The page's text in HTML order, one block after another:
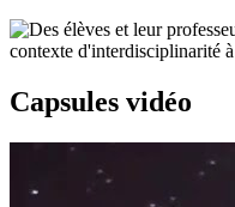
Capsules vidéo